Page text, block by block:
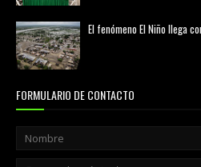
El fenómeno El Niño llega
FORMULARIO DE CONTACTO